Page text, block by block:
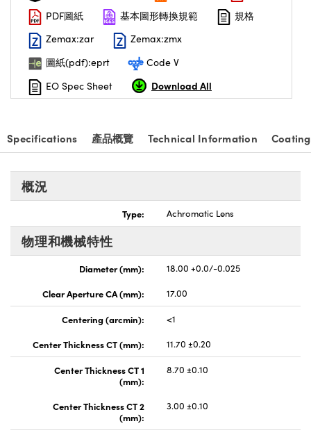
(UFI)
PDF圖紙
基本圖形轉換規範
規格
Zemax:zar
Zemax:zmx
圖紙(pdf):eprt
Code V
EO Spec Sheet
Download All
Specifications 產品概覽 Technical Information
概況
Type: Achromatic Lens
物理和機械特性
Diameter (mm):
18.00 +0.0/-0.025
Clear Aperture CA (mm):
17.00
Centering (arcmin):
<1
Center Thickness CT (mm):
11.70 ±0.20
Center Thickness CT 1
(mm):
8.70 ±0.10
Center Thickness CT 2
(mm):
3.00 ±0.10